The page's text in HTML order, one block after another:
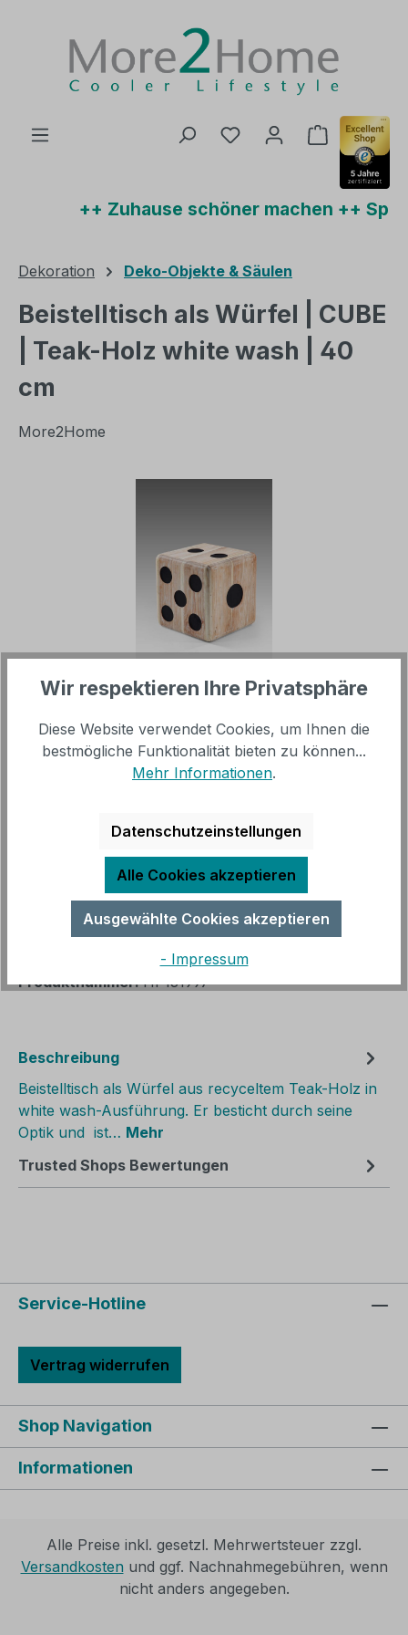
Du hast 0 Produkte
++ Zuhause schöner machen ++
Dekoration Deko-Objekte & Säulen
Beistelltisch als Würfel | CUBE
| Teak-Holz white wash | 40
cm
More2Home
99,00 € Regulärer Preis:
119,00 € (16.81% gespart)
inkl. MwSt, versandkostenfrei innerhalb Deutschland
Produkt Anzahl: Gib den
Zum Merkzettel hinzufügen
Produktnummer:HF131997
Beschreibung
Beistelltisch als Würfel aus recyceltem Teak-Holz in
white wash-Ausführung. Er besticht durch seine
Optik und ist… Mehr
Trusted Shops Bewertungen
Service-Hotline
Vertrag widerrufen
Shop Navigation
Informationen
Alle Preise inkl. gesetzl. Mehrwertsteuer zzgl.
Versandkosten und ggf. Nachnahmegebühren, wenn
nicht anders angegeben.
Wir respektieren Ihre Privatsphäre
Diese Website verwendet Cookies, um Ihnen die
bestmögliche Funktionalität bieten zu können...
Mehr Informationen.
Datenschutzeinstellungen
Alle Cookies akzeptieren
Ausgewählte Cookies akzeptieren
- Impressum